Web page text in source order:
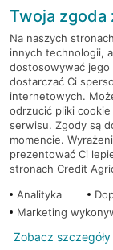
RODO
Regulamin
Mapa serwisu
PolitykaCookies
© 2026 Credit
Twoja zgoda
Na naszych
innych technologii,
dostosowywać jego
dostarczać Ci
internetowych.
odrzucić pliki
serwisu. Zgody są
momencie.
prezentować Ci
stronach Credit
Analityka
Marketing
Zobacz